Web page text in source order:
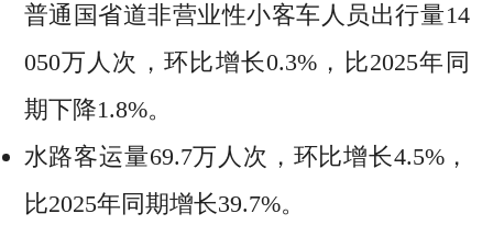
普通国省道非营业性小客车人员出行量14
050万人次，环比增长0.3%，比2025年同
期下降1.8%。
水路客运量69.7万人次，环比增长4.5%，
比2025年同期增长39.7%。